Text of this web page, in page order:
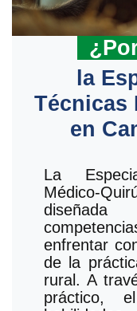
la
Técnicas
en
La
Médico-
enfrentar
de la
rural. A
práctico,